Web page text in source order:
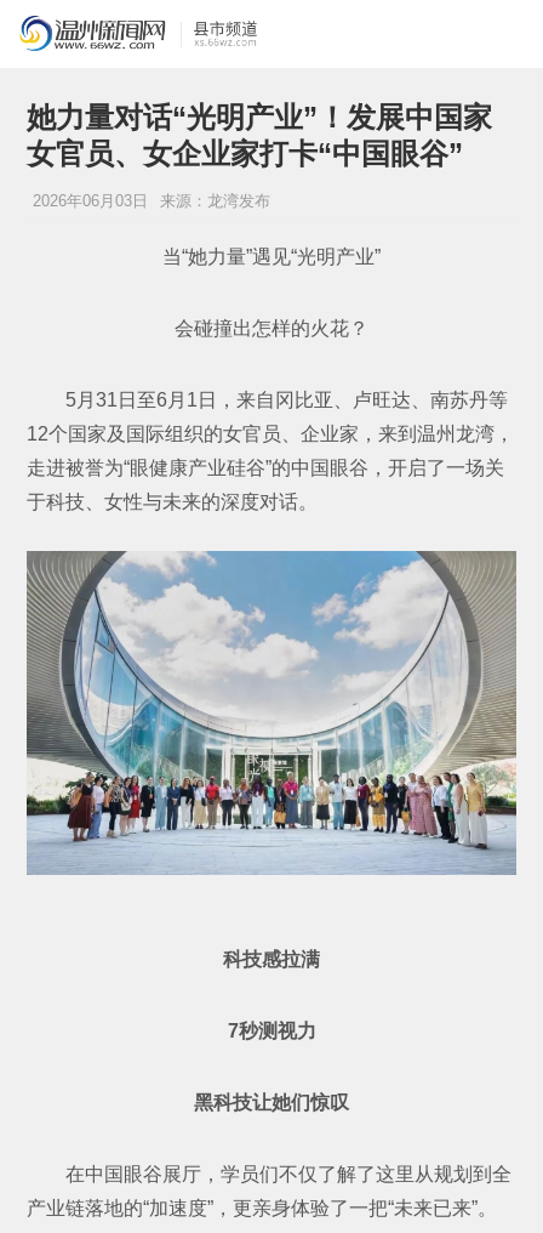
她力量对话“光明产业”！发展中国家
女官员、女企业家打卡“中国眼谷”
2026年06月03日 来源：龙湾发布
当“她力量”遇见“光明产业”
会碰撞出怎样的火花？
5月31日至6月1日，来自冈比亚、卢旺达、南苏丹等
12个国家及国际组织的女官员、企业家，来到温州龙湾，
走进被誉为“眼健康产业硅谷”的中国眼谷，开启了一场关
于科技、女性与未来的深度对话。
科技感拉满
7秒测视力
黑科技让她们惊叹
在中国眼谷展厅，学员们不仅了解了这里从规划到全
产业链落地的“加速度”，更亲身体验了一把“未来已来”。